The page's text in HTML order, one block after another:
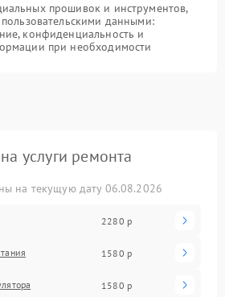
прошивок и инструментов,
данными:
конфиденциальность и
при необходимости
услуги ремонта
на текущую дату 06.08.2026
2280 р
1580 р
1580 р